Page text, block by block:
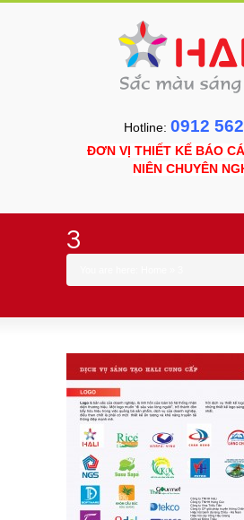
Hotline: 0912
ĐƠN VỊ THIẾT KẾ BÁO
NIÊN CHUYÊN
3